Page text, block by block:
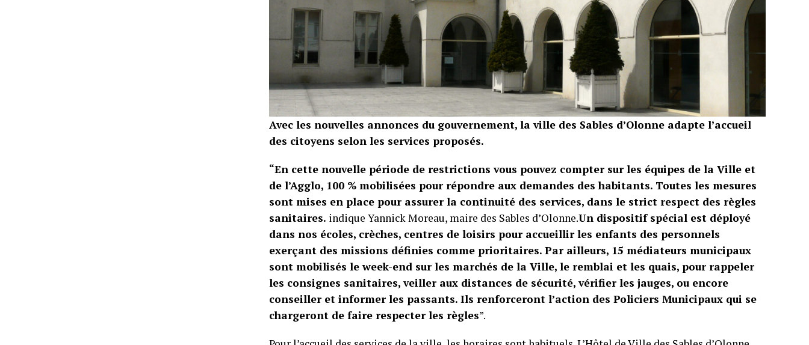
Avec les nouvelles annonces du gouvernement, la ville des Sables d’Olonne adapte l’accueil
des citoyens selon les services proposés.
“En cette nouvelle période de restrictions vous pouvez compter sur les équipes de la Ville et
de l’Agglo, 100 % mobilisées pour répondre aux demandes des habitants. Toutes les mesures
sont mises en place pour assurer la continuité des services, dans le strict respect des règles
sanitaires. indique Yannick Moreau, maire des Sables d’Olonne.Un dispositif spécial est déployé
dans nos écoles, crèches, centres de loisirs pour accueillir les enfants des personnels
exerçant des missions définies comme prioritaires. Par ailleurs, 15 médiateurs municipaux
sont mobilisés le week-end sur les marchés de la Ville, le remblai et les quais, pour rappeler
les consignes sanitaires, veiller aux distances de sécurité, vérifier les jauges, ou encore
conseiller et informer les passants. Ils renforceront l’action des Policiers Municipaux qui se
chargeront de faire respecter les règles”.